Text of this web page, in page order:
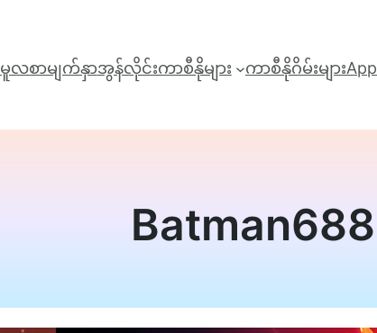
မူလစာမျက်နှာအွန်လိုင်းကာစီနိုများ ကာစီနိုဂိမ်းများApp ‌‌
Batman688